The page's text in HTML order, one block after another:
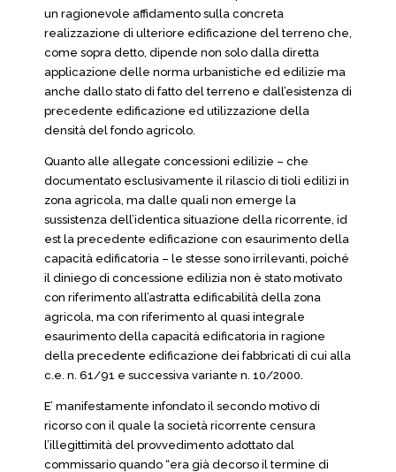
un ragionevole affidamento sulla concreta
realizzazione di ulteriore edificazione del terreno che,
come sopra detto, dipende non solo dalla diretta
applicazione delle norma urbanistiche ed edilizie ma
anche dallo stato di fatto del terreno e dall’esistenza di
precedente edificazione ed utilizzazione della
densità del fondo agricolo.
Quanto alle allegate concessioni edilizie – che
documentato esclusivamente il rilascio di tioli edilizi in
zona agricola, ma dalle quali non emerge la
sussistenza dell’identica situazione della ricorrente, id
est la precedente edificazione con esaurimento della
capacità edificatoria – le stesse sono irrilevanti, poiché
il diniego di concessione edilizia non è stato motivato
con riferimento all’astratta edificabilità della zona
agricola, ma con riferimento al quasi integrale
esaurimento della capacità edificatoria in ragione
della precedente edificazione dei fabbricati di cui alla
c.e. n. 61/91 e successiva variante n. 10/2000.
E’ manifestamente infondato il secondo motivo di
ricorso con il quale la società ricorrente censura
l’illegittimità del provvedimento adottato dal
commissario quando “era già decorso il termine di